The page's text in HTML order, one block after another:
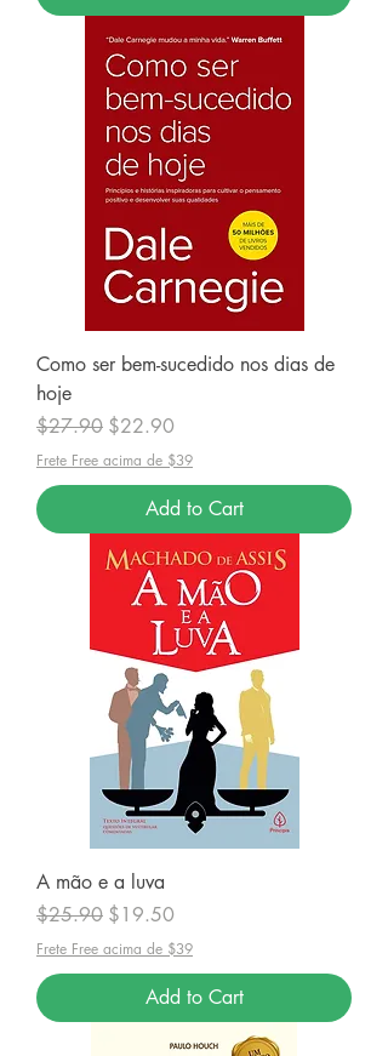
Como ser bem-sucedido nos dias de
hoje
Regular Price
$27.90 Sale Price
$22.90
Frete Free acima de $39
Add to Cart
A mão e a luva
Regular Price
$25.90 Sale Price
$19.50
Frete Free acima de $39
Add to Cart